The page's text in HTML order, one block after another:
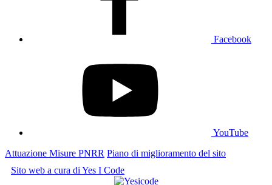
Facebook
YouTube
Attuazione Misure PNRR Piano di miglioramento del sito
Sito web a cura di Yes I Code